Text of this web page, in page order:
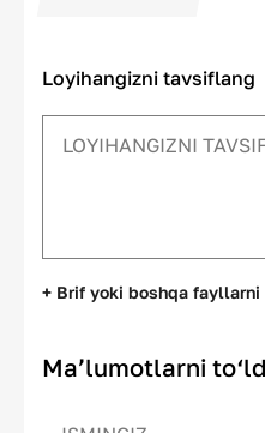
Loyihangizni tavsiflang
+ Brif yoki boshqa
Ma’lumotlarni